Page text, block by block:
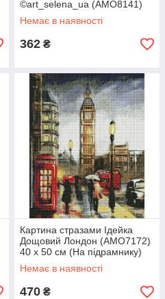
©art_selena_ua (AMO8141)
30 х 40 см (На підрамнику)
Немає в наявності
362 ₴
Картина стразами Ідейка
Дощовий Лондон (AMO7172)
40 х 50 см (На підрамнику)
Немає в наявності
470 ₴